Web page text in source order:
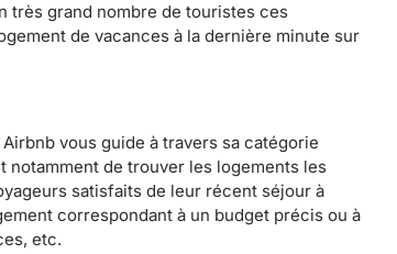
très grand nombre de touristes ces
de vacances à la dernière minute sur
vous guide à travers sa catégorie
notamment de trouver les logements les
satisfaits de leur récent séjour à
correspondant à un budget précis ou à
etc.